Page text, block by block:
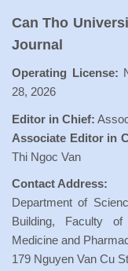
Can Tho
Journal
Operating License:
28, 2026
Editor in Chief:
Associate Editor in
Thi Ngoc Van
Contact Address:
Department of
Building, Faculty
Medicine and
179 Nguyen Van Cu